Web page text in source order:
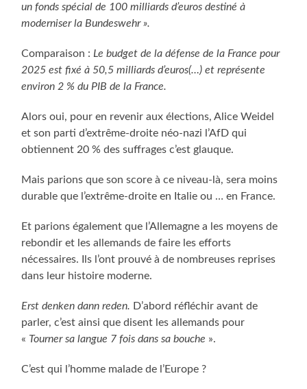
un fonds spécial de 100 milliards d’euros destiné à
moderniser la Bundeswehr ».
Comparaison : Le budget de la défense de la France pour
2025 est fixé à 50,5 milliards d’euros(…) et représente
environ 2 % du PIB de la France.
Alors oui, pour en revenir aux élections, Alice Weidel
et son parti d’extrême-droite néo-nazi l’AfD qui
obtiennent 20 % des suffrages c’est glauque.
Mais parions que son score à ce niveau-là, sera moins
durable que l’extrême-droite en Italie ou … en France.
Et parions également que l’Allemagne a les moyens de
rebondir et les allemands de faire les efforts
nécessaires. Ils l’ont prouvé à de nombreuses reprises
dans leur histoire moderne.
Erst denken dann reden. D’abord réfléchir avant de
parler, c’est ainsi que disent les allemands pour
« Tourner sa langue 7 fois dans sa bouche ».
C’est qui l’homme malade de l’Europe ?